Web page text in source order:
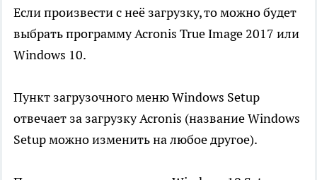
Если произвести с неё загрузку, то можно будет
выбрать программу Acronis True Image 2017 или
Windows 10.
Пункт загрузочного меню Windows Setup
отвечает за загрузку Acronis (название Windows
Setup можно изменить на любое другое).